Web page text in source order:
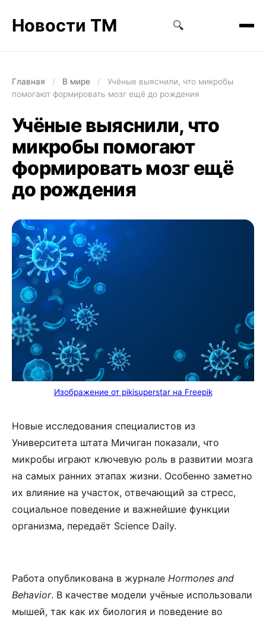
Новости ТМ 🔍
Главная / В мире /
Учёные выяснили, что микробы
помогают формировать мозг ещё до рождения
Учёные выяснили, что
микробы помогают
формировать мозг ещё
до рождения
Изображение от pikisuperstar на Freepik
Новые исследования специалистов из
Университета штата Мичиган показали, что
микробы играют ключевую роль в развитии мозга
на самых ранних этапах жизни. Особенно заметно
их влияние на участок, отвечающий за стресс,
социальное поведение и важнейшие функции
организма, передаёт Science Daily.
Работа опубликована в журнале Hormones and
Behavior. В качестве модели учёные использовали
мышей, так как их биология и поведение во